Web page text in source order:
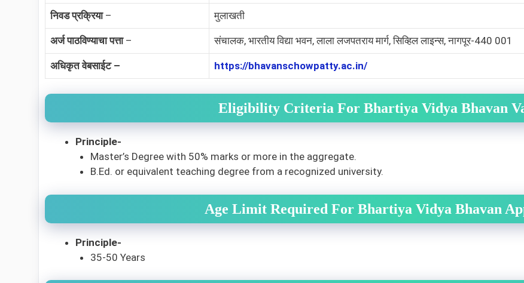
निवड प्रक्रिया– मुलाखती
अर्ज पाठविण्याचा पत्ता– संचालक, भारतीय विद्या भवन, लाला लजपतराय मार्ग, सिव्हिल लाइन्स, नागपूर-440 001
अधिकृत वेबसाईट – https://bhavanschowpatty.ac.in/
Eligibility Criteria For Bhartiya Vidya Bhavan
Principle-
Master’s Degree with 50% marks or more in the aggregate.
B.Ed. or equivalent teaching degree from a recognized university.
Age Limit Required For Bhartiya Vidya Bhavan
Principle-
35-50 Years